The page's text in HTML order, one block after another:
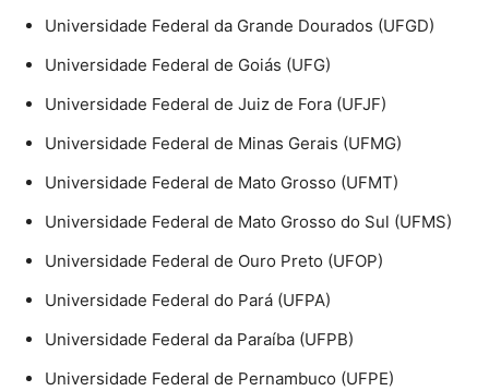
Universidade Federal da Grande Dourados (UFGD)
Universidade Federal de Goiás (UFG)
Universidade Federal de Juiz de Fora (UFJF)
Universidade Federal de Minas Gerais (UFMG)
Universidade Federal de Mato Grosso (UFMT)
Universidade Federal de Mato Grosso do Sul (UFMS)
Universidade Federal de Ouro Preto (UFOP)
Universidade Federal do Pará (UFPA)
Universidade Federal da Paraíba (UFPB)
Universidade Federal de Pernambuco (UFPE)